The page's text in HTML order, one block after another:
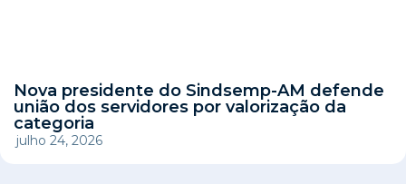
Nova presidente do Sindsemp-AM defende
união dos servidores por valorização da
categoria
julho 24, 2026